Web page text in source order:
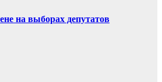
на выборах депутатов